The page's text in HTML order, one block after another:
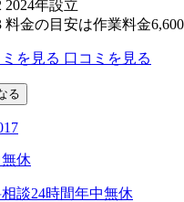
2024年設立
料金の目安は作業料金
を見る 口コミを見る
る
休
談24時間年中無休